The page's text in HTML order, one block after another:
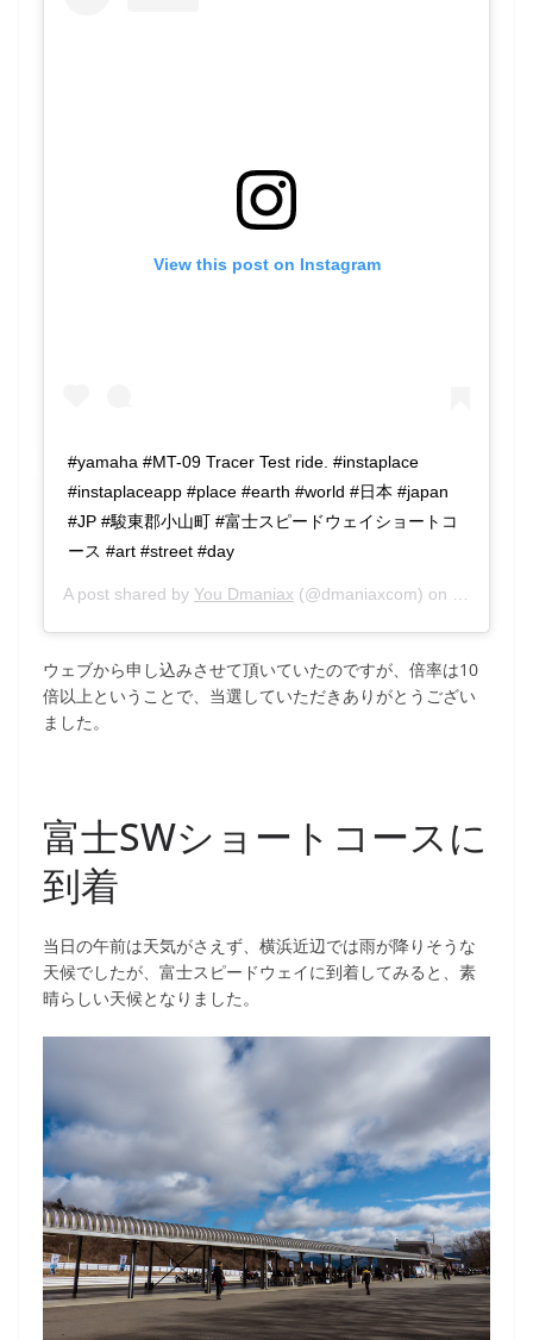
View this post on Instagram
#yamaha #MT-09 Tracer Test ride. #instaplace
#instaplaceapp #place #earth #world #日本 #japan
#JP #駿東郡小山町 #富士スピードウェイショートコ
ース #art #street #day
A post shared by You Dmaniax (@dmaniaxcom) on
ウェブから申し込みさせて頂いていたのですが、倍率は10
倍以上ということで、当選していただきありがとうござい
ました。
富士SWショートコースに
到着
当日の午前は天気がさえず、横浜近辺では雨が降りそうな
天候でしたが、富士スピードウェイに到着してみると、素
晴らしい天候となりました。